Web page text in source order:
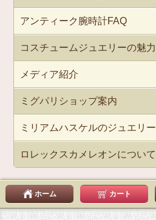
アンティーク腕時計FAQ
コスチュームジュエリーの魅力
メディア紹介
ミグパリショップ案内
ミリアムハスケルのジュエリー
ロレックスカメレオンについて
ホーム カート